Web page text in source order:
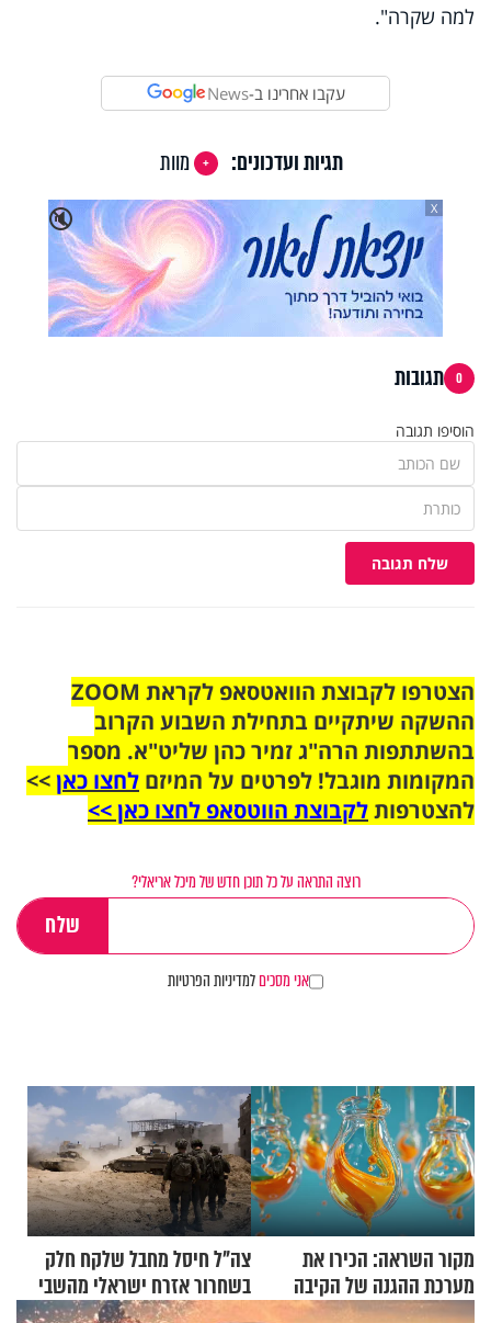
למה שקרה".
עקבו אחרינו ב-News
תגיות ועדכונים:
מוות
🔇
X
0 תגובות
הוסיפו תגובה
שלח תגובה
הצטרפו לקבוצת הוואטסאפ לקראת ZOOM
ההשקה שיתקיים בתחילת השבוע הקרוב
בהשתתפות הרה"ג זמיר כהן שליט"א. מספר
המקומות מוגבל! לפרטים על המיזם לחצו כאן>>
להצטרפותלקבוצת הווטסאפ לחצו כאן >>
רוצה התראה על כל תוכן חדש של מיכל אריאלי?
אני מסכיםלמדיניות הפרטיות
מקור השראה: הכירו את
מערכת ההגנה של הקיבה
צה"ל חיסל מחבל שלקח חלק
בשחרור אזרח ישראלי מהשבי